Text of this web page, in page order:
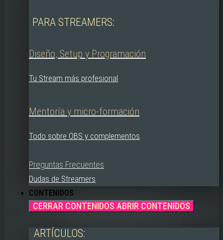
PARA STREAMERS:
Diseño, Setup y Programación
Tu Stream más profesional
Mentoría y micro-formación
Todo sobre OBS y complementos
Preguntas Frecuentes
Dudas de Streamers
CONTENIDOS
CERRAR CONTENIDOS ABRIR CONTENIDOS
ARTÍCULOS: